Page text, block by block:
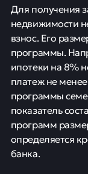
Для получения
недвижимости
взнос. Его
программы.
ипотеки на 8%
платеж не
программы
показатель
программ
определяется
банка.